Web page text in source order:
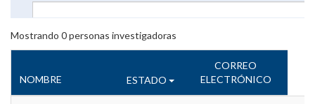
Mostrando 0personas investigadoras
NOMBRE ESTADO
CORREO
ELECTRÓNICO